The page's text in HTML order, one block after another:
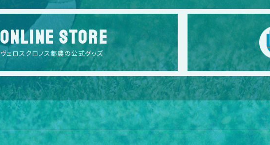
ONLINE STORE
ヴェロスクロノス都農の公式グッズ